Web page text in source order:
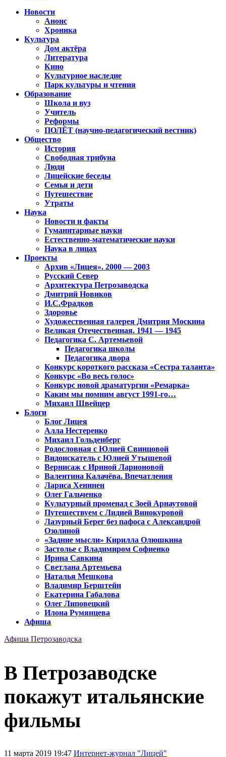
Новости
Анонс
Хроника
Культура
Дом актёра
Литература
Кино
Культурное наследие
Парк культуры и чтения
Образование
Школа и вуз
Учитель
Реформы
ПОЛЁТ (научно-педагогический вестник)
Общество
История
Свободная трибуна
Люди
Лицейские беседы
Семья и дети
Путешествие
Утраты
Наука
Новости и факты
Гуманитарные науки
Естественно-математические науки
Наука в лицах
Проекты
Архив «Лицея». 2000 — 2003
Русский Север
Архитектура Петрозаводска
Дмитрий Новиков
И.С.Фрадков
Здоровье
Художественная галерея Дмитрия Москина
Великая Отечественная. 1941 — 1945
Педагогика С. Артемьевой
Педагогика школы
Педагогика двора
Конкурс короткого рассказа «Сестра таланта»
Конкурс «Во весь голос»
Конкурс новой драматургии «Ремарка»
Каким мы помним август 1991-го…
Михаил Швейцер
Блоги
Блог Лицея
Алла Нестеренко
Михаил Гольденберг
Родословная с Юлией Свинцовой
Видоискатель с Юлией Утышевой
Вернисаж с Ириной Ларионовой
Валентина Калачёва. Впечатления
Лариса Хенинен
Олег Гальченко
Культурный променад с Зоей Арнаутовой
Путешествуем с Лидией Винокуровой
Лазурный Берег без пафоса с Александрой
Озолиной
«Задние мысли» Кирилла Олюшкина
Застолье с Владимиром Софиенко
Ирина Савкина
Светлана Артемьева
Наталья Мешкова
Владимир Берштейн
Екатерина Габалова
Олег Липовецкий
Илона Румянцева
Афиша
Афиша Петрозаводска
В Петрозаводске
покажут итальянские
фильмы
11 марта 2019 19:47 Интернет-журнал "Лицей"